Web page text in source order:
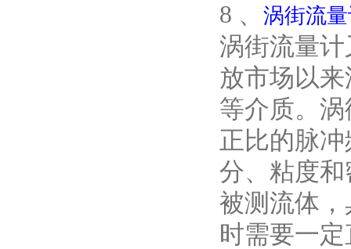
8 、 涡街流
涡街流量
放市场以
等介质。
正比的脉
分、粘度
被测流体
时需要一